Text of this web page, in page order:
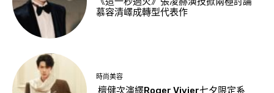
慕容清嶧成轉型代表作
時尚美容
檀健次演繹Roger Vivier七夕限定系